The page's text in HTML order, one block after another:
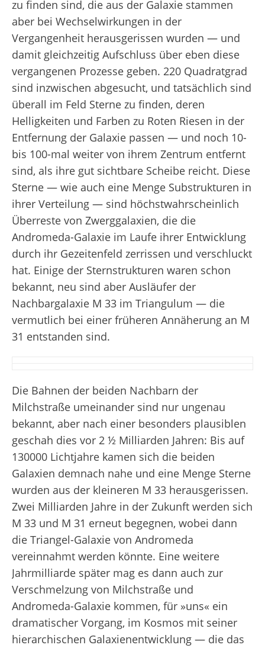
zu finden sind, die aus der Galaxie stammen
aber bei Wechselwirkungen in der
Vergangenheit herausgerissen wurden — und
damit gleichzeitig Aufschluss über eben diese
vergangenen Prozesse geben. 220 Quadratgrad
sind inzwischen abgesucht, und tatsächlich sind
überall im Feld Sterne zu finden, deren
Helligkeiten und Farben zu Roten Riesen in der
Entfernung der Galaxie passen — und noch 10-
bis 100-mal weiter von ihrem Zentrum entfernt
sind, als ihre gut sichtbare Scheibe reicht. Diese
Sterne — wie auch eine Menge Substrukturen in
ihrer Verteilung — sind höchstwahrscheinlich
Überreste von Zwerggalaxien, die die
Andromeda-Galaxie im Laufe ihrer Entwicklung
durch ihr Gezeitenfeld zerrissen und verschluckt
hat. Einige der Sternstrukturen waren schon
bekannt, neu sind aber Ausläufer der
Nachbargalaxie M 33 im Triangulum — die
vermutlich bei einer früheren Annäherung an M
31 entstanden sind.
Die Bahnen der beiden Nachbarn der
Milchstraße umeinander sind nur ungenau
bekannt, aber nach einer besonders plausiblen
geschah dies vor 2 ½ Milliarden Jahren: Bis auf
130000 Lichtjahre kamen sich die beiden
Galaxien demnach nahe und eine Menge Sterne
wurden aus der kleineren M 33 herausgerissen.
Zwei Milliarden Jahre in der Zukunft werden sich
M 33 und M 31 erneut begegnen, wobei dann
die Triangel-Galaxie von Andromeda
vereinnahmt werden könnte. Eine weitere
Jahrmilliarde später mag es dann auch zur
Verschmelzung von Milchstraße und
Andromeda-Galaxie kommen, für »uns« ein
dramatischer Vorgang, im Kosmos mit seiner
hierarchischen Galaxienentwicklung — die das